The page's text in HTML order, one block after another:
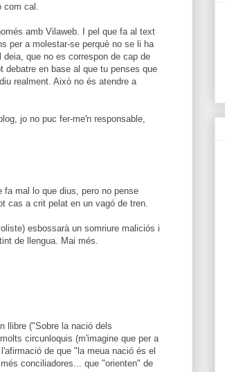
com cal.
amb Vilaweb. I pel que fa al text
per a molestar-se perquè no se li ha
que no es correspon de cap de
en base al que tu penses que
realment. Això no és atendre a
jo no puc fer-me'n responsable,
mal lo que dius, pero no pense
cas a crit pelat en un vagó de tren.
esbossarà un somriure maliciós i
de llengua. Mai més.
llibre ("Sobre la nació dels
circunloquis (m'imagine que per a
de que "la meua nació és el
conciliadores... que "orienten" de